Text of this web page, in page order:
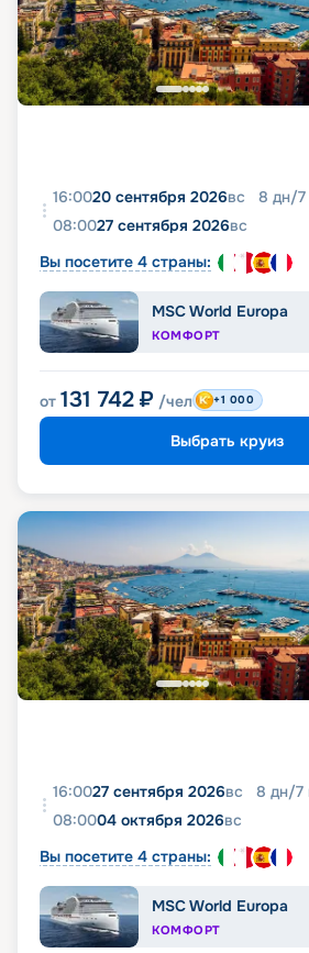
16:0020 сентября 2026вс 8 дн/7
08:0027 сентября 2026вс
Вы посетите 4 страны:
MSC World Europa
КОМФОРТ
от 131 742 ₽ /чел +1 000
Выбрать круиз
16:0027 сентября 2026вс 8 дн/7
08:0004 октября 2026вс
Вы посетите 4 страны:
MSC World Europa
КОМФОРТ